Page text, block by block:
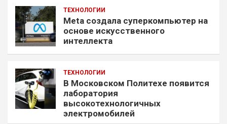
ТЕХНОЛОГИИ
Meta создала суперкомпьютер на
основе искусственного
интеллекта
ТЕХНОЛОГИИ
В Московском Политехе появится
лаборатория
высокотехнологичных
электромобилей